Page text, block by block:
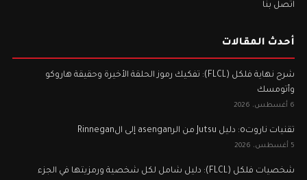
اتصل بنا
أحدث المقالات
شرح نهاية فلكل (FLCL): تفكيك رموز الحلقة الأخيرة وحقيقة هاروكو
وأتومسك
6 أغسطس، 2026
تقنيات ناروتo: دليل Jutsu من الرasengan إلى الRinnegan
5 أغسطس، 2026
شخصيات فلكل (FLCL): دليل شامل لكل شخصية ورمزيتها في الجزء